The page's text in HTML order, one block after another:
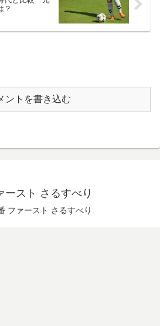
？
ントを書き込む
ースト さるすべり
ファースト さるすべり.